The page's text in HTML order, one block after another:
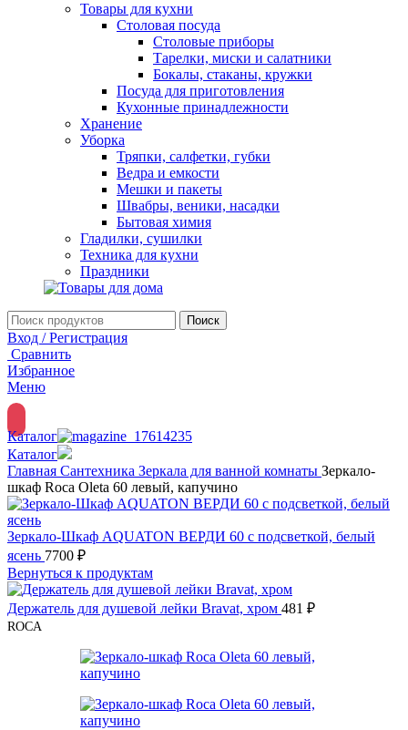
Товары для кухни
Столовая посуда
Столовые приборы
Тарелки, миски и салатники
Бокалы, стаканы, кружки
Посуда для приготовления
Кухонные принадлежности
Хранение
Уборка
Тряпки, салфетки, губки
Ведра и емкости
Мешки и пакеты
Швабры, веники, насадки
Бытовая химия
Гладилки, сушилки
Техника для кухни
Праздники
Поиск
Вход / Регистрация
Сравнить
Избранное
Меню
Каталог
Каталог
Главная Сантехника Зеркала для ванной комнаты Зеркало-
шкаф Roca Oleta 60 левый, капучино
Зеркало-Шкаф AQUATON ВЕРДИ 60 с подсветкой, белый
ясень 7700 ₽
Вернуться к продуктам
Держатель для душевой лейки Bravat, хром 481 ₽
ROCA